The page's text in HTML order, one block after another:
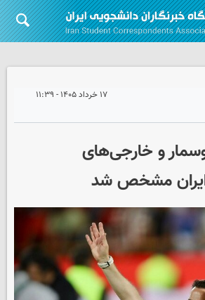
۱۷ خرداد ۱۴۰۵ - ۱۱:۳۹
و خارجی‌های
مشخص شد